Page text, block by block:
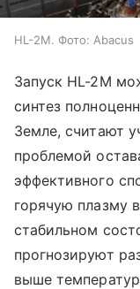
HL-2M. Фото: Abacus
Запуск HL-2M
синтез
Земле, считают
проблемой
эффективного
горячую плазму
стабильном
прогнозируют
выше